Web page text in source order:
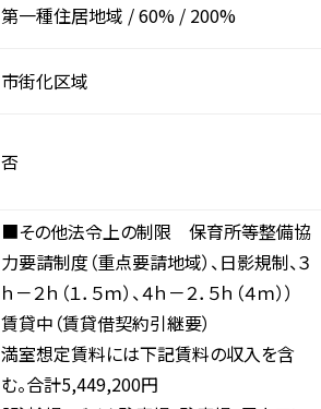
第一種住居地域 /60% / 200%
市街化区域
否
■その他法令上の制限 保育所等整備協
力要請制度（重点要請地域）、日影規制、３
ｈ－２ｈ（１．５ｍ）、４ｈ－２．５ｈ（４ｍ））
賃貸中（賃貸借契約引継要）
満室想定賃料には下記賃料の収入を含
む。合計5,449,200円